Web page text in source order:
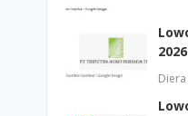
2026